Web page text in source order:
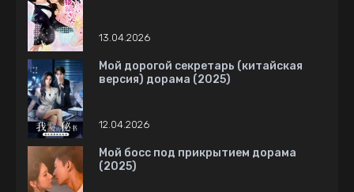
13.04.2026
Мой дорогой секретарь (китайская
версия) дорама (2025)
12.04.2026
Мой босс под прикрытием дорама
(2025)